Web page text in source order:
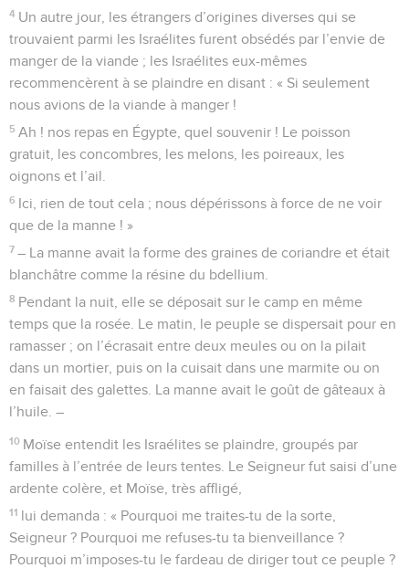
4 Un autre jour, les étrangers d’origines diverses qui se
trouvaient parmi les Israélites furent obsédés par l’envie de
manger de la viande ; les Israélites eux-mêmes
recommencèrent à se plaindre en disant : « Si seulement
nous avions de la viande à manger !
5 Ah ! nos repas en Égypte, quel souvenir ! Le poisson
gratuit, les concombres, les melons, les poireaux, les
oignons et l’ail.
6 Ici, rien de tout cela ; nous dépérissons à force de ne voir
que de la manne ! »
7 – La manne avait la forme des graines de coriandre et était
blanchâtre comme la résine du bdellium.
8 Pendant la nuit, elle se déposait sur le camp en même
temps que la rosée. Le matin, le peuple se dispersait pour en
ramasser ; on l’écrasait entre deux meules ou on la pilait
dans un mortier, puis on la cuisait dans une marmite ou on
en faisait des galettes. La manne avait le goût de gâteaux à
l’huile. –
10 Moïse entendit les Israélites se plaindre, groupés par
familles à l’entrée de leurs tentes. Le Seigneur fut saisi d’une
ardente colère, et Moïse, très affligé,
11 lui demanda : « Pourquoi me traites-tu de la sorte,
Seigneur ? Pourquoi me refuses-tu ta bienveillance ?
Pourquoi m’imposes-tu le fardeau de diriger tout ce peuple ?